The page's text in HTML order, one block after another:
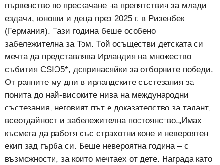
първенство по прескачане на препятствия за млади
ездачи, юноши и деца през 2025 г. в Ризенбек
(Германия). Тази година беше особено
забележителна за Том. Той осъществи детската си
мечта да представлява Ирландия на множество
събития CSIO5*, допринасяйки за отборните победи.
От ранните му дни в ирландските състезания за
понита до най-високите нива на международни
състезания, неговият път е доказателство за талант,
всеотдайност и забележителна постоянство.„Имах
късмета да работя със страхотни коне и невероятен
екип зад гърба си. Беше невероятна година – с
възможности, за които мечтаех от дете. Награда като